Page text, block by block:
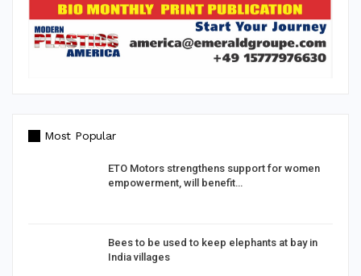
Most Popular
ETO Motors strengthens support for women
empowerment, will benefit…
Bees to be used to keep elephants at bay in
India villages